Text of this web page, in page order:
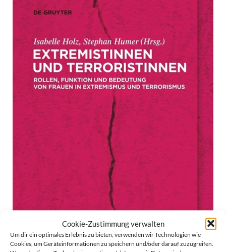
Cookie-Zustimmung verwalten
Um dir ein optimales Erlebnis zu bieten, verwenden wir Technologien wie
Cookies, um Geräteinformationen zu speichern und/oder darauf zuzugreifen.